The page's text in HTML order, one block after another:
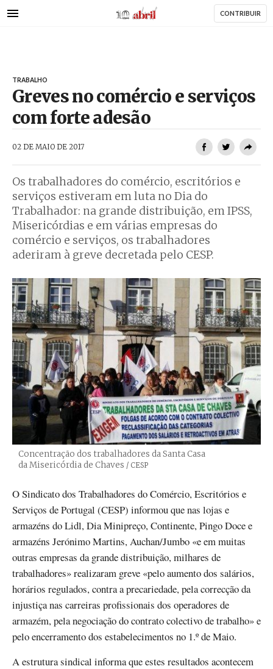
para
AbrilAbril CONTRIBUIR
TRABALHO
Greves no comércio e serviços
com forte adesão
02 DE MAIO DE 2017
Os trabalhadores do comércio, escritórios e
serviços estiveram em luta no Dia do
Trabalhador: na grande distribuição, em IPSS,
Misericórdias e em várias empresas do
comércio e serviços, os trabalhadores
aderiram à greve decretada pelo CESP.
Concentração dos trabalhadores da Santa Casa
da Misericórdia de Chaves Créditos
/ CESP
O Sindicato dos Trabalhadores do Comércio, Escritórios e
Serviços de Portugal (CESP) informou que nas lojas e
armazéns do Lidl, Dia Minipreço, Continente, Pingo Doce e
armazéns Jerónimo Martins, Auchan/Jumbo «e em muitas
outras empresas da grande distribuição, milhares de
trabalhadores» realizaram greve «pelo aumento dos salários,
horários regulados, contra a precariedade, pela correcção da
injustiça nas carreiras profissionais dos operadores de
armazém, pela negociação do contrato colectivo de trabalho» e
pelo encerramento dos estabelecimentos no 1.º de Maio.
A estrutura sindical informa que estes resultados acontecem